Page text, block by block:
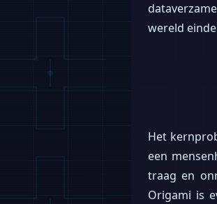
wereld
Het
een
traag en
Origami is